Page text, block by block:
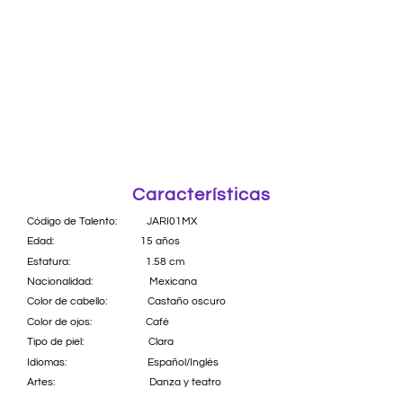
Características
Código de Talento: JARI01MX
Edad: 15 años
Estatura: 1.58 cm
Nacionalidad: Mexicana
Color de cabello: Castaño oscuro
Color de ojos: Café
Tipo de piel: Clara
Idiomas: Español/Inglés
Artes: Danza y teatro